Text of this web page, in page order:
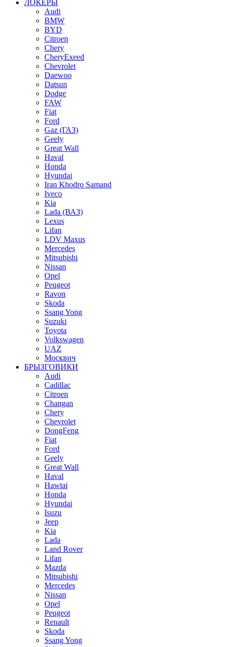
ЛОКЕРЫ
Audi
BMW
BYD
Citroen
Chery
CheryExeed
Chevrolet
Daewoo
Datsun
Dodge
FAW
Fiat
Ford
Gaz (ГАЗ)
Geely
Great Wall
Haval
Honda
Hyundai
Iran Khodro Samand
Iveco
Kia
Lada (ВАЗ)
Lexus
Lifan
LDV Maxus
Mercedes
Mitsubishi
Nissan
Opel
Peugeot
Ravon
Skoda
Ssang Yong
Suzuki
Toyota
Volkswagen
UAZ
Москвич
БРЫЗГОВИКИ
Audi
Cadillac
Citroen
Changan
Chery
Chevrolet
DongFeng
Fiat
Ford
Geely
Great Wall
Haval
Hawtai
Honda
Hyundai
Isuzu
Jeep
Kia
Lada
Land Rover
Lifan
Mazda
Mitsubishi
Mercedes
Nissan
Opel
Peugeot
Renault
Skoda
Ssang Yong